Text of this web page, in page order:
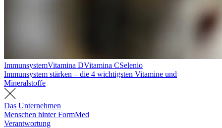
ImmunsystemVitamina DVitamina CSelenio
Immunsystem stärken – die 4 wichtigsten Vitamine und
Mineralstoffe
Das Unternehmen
Menschen hinter FormMed
Verantwortung